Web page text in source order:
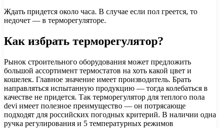
Ждать придется около часа. В случае если пол греется, то
недочет — в терморегуляторе.
Как избрать терморегулятор?
Рынок строительного оборудования может предложить
большой ассортимент термостатов на хоть какой цвет и
кошелек. Главное значение имеет производитель. Брать
направляться испытанную продукцию — тогда колебаться в
качестве не придется. Так терморегулятор для теплого пола
devi имеет полезное преимущество — он потрясающе
подходят для российских погодных критерий. В наличии одна
ручка регулирования и 5 температурных режимов